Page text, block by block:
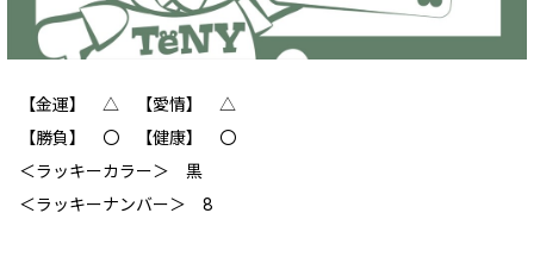
【金運】 △ 【愛情】 △
【勝負】 〇 【健康】 〇
＜ラッキーカラー＞ 黒
＜ラッキーナンバー＞ 8